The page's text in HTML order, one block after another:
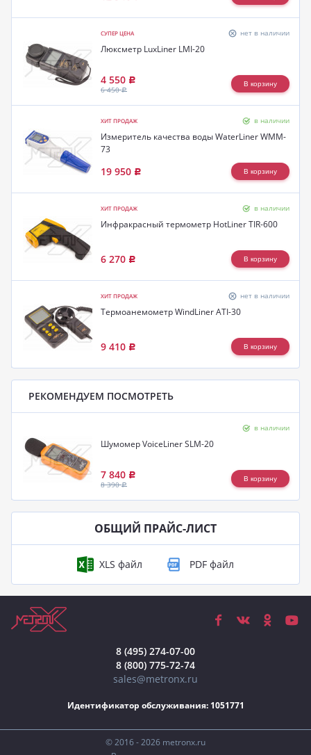
СУПЕР ЦЕНА нет в наличии
Люксметр LuxLiner LMI-20
4 550 Р
6 450Р
ХИТ ПРОДАЖ в наличии
Измеритель качества воды WaterLiner WMM-
73
19 950 Р
ХИТ ПРОДАЖ в наличии
Инфракрасный термометр HotLiner TIR-600
6 270 Р
ХИТ ПРОДАЖ нет в наличии
Термоанемометр WindLiner ATI-30
9 410 Р
РЕКОМЕНДУЕМ ПОСМОТРЕТЬ
в наличии
Шумомер VoiceLiner SLM-20
7 840 Р
8 390Р
ОБЩИЙ ПРАЙС-ЛИСТ
8 (495) 274-07-00
8 (800) 775-72-74
sales@metronx.ru
Идентификатор обслуживания: 1051771
© 2016 - 2026 metronx.ru